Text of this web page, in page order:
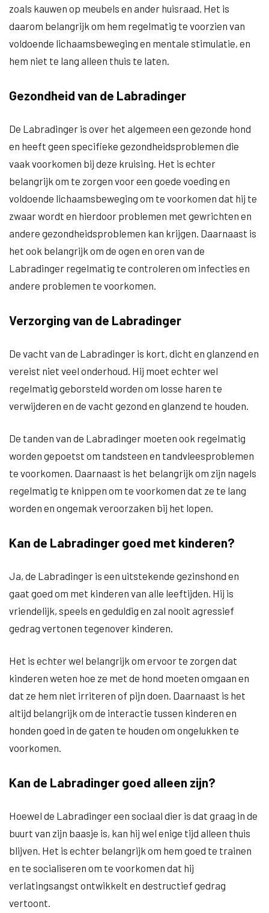
zoals kauwen op meubels en ander huisraad. Het is
daarom belangrijk om hem regelmatig te voorzien van
voldoende lichaamsbeweging en mentale stimulatie, en
hem niet te lang alleen thuis te laten.
Gezondheid van de Labradinger
De Labradinger is over het algemeen een gezonde hond
en heeft geen specifieke gezondheidsproblemen die
vaak voorkomen bij deze kruising. Het is echter
belangrijk om te zorgen voor een goede voeding en
voldoende lichaamsbeweging om te voorkomen dat hij te
zwaar wordt en hierdoor problemen met gewrichten en
andere gezondheidsproblemen kan krijgen. Daarnaast is
het ook belangrijk om de ogen en oren van de
Labradinger regelmatig te controleren om infecties en
andere problemen te voorkomen.
Verzorging van de Labradinger
De vacht van de Labradinger is kort, dicht en glanzend en
vereist niet veel onderhoud. Hij moet echter wel
regelmatig geborsteld worden om losse haren te
verwijderen en de vacht gezond en glanzend te houden.
De tanden van de Labradinger moeten ook regelmatig
worden gepoetst om tandsteen en tandvleesproblemen
te voorkomen. Daarnaast is het belangrijk om zijn nagels
regelmatig te knippen om te voorkomen dat ze te lang
worden en ongemak veroorzaken bij het lopen.
Kan de Labradinger goed met kinderen?
Ja, de Labradinger is een uitstekende gezinshond en
gaat goed om met kinderen van alle leeftijden. Hij is
vriendelijk, speels en geduldig en zal nooit agressief
gedrag vertonen tegenover kinderen.
Het is echter wel belangrijk om ervoor te zorgen dat
kinderen weten hoe ze met de hond moeten omgaan en
dat ze hem niet irriteren of pijn doen. Daarnaast is het
altijd belangrijk om de interactie tussen kinderen en
honden goed in de gaten te houden om ongelukken te
voorkomen.
Kan de Labradinger goed alleen zijn?
Hoewel de Labradinger een sociaal dier is dat graag in de
buurt van zijn baasje is, kan hij wel enige tijd alleen thuis
blijven. Het is echter belangrijk om hem goed te trainen
en te socialiseren om te voorkomen dat hij
verlatingsangst ontwikkelt en destructief gedrag
vertoont.